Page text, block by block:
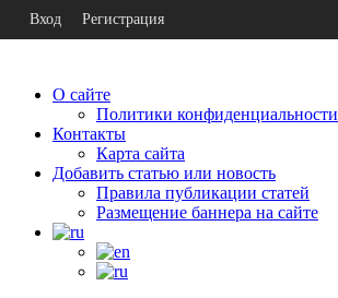
О сайте
Политики конфиденциальности
Контакты
Карта сайта
Добавить статью или новость
Правила публикации статей
Размещение баннера на сайте
Вход Регистрация